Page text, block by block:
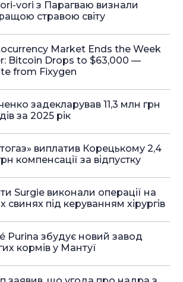
vori з Парагваю визнали
стравою світу
Market Ends the Week
Bitcoin Drops to $63,000 —
from Fixygen
задекларував 11,3 млн грн
за 2025 рік
виплатив Корецькому 2,4
компенсації за відпустку
Surgie виконали операції на
свинях під керуванням хірургів
Purina збудує новий завод
кормів у Мантуї